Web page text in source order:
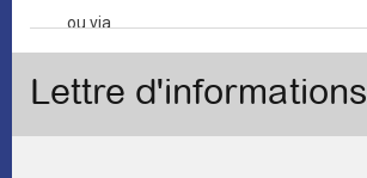
ou via
de
Lettre d'informations